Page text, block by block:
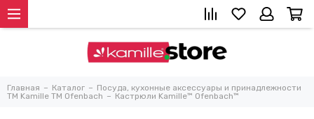
Главная Каталог
Посуда, кухонные аксессуары и принадлежности
TM Kamille TM Ofenbach
Кастрюли Kamille™ Ofenbach™